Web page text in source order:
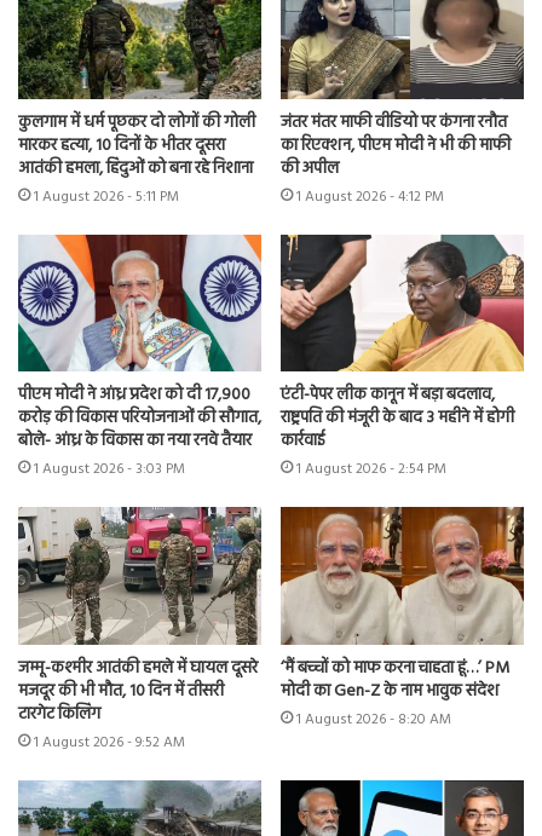
कुलगाम में धर्म पूछकर दो लोगों की गोली
मारकर हत्या, 10 दिनों के भीतर दूसरा
आतंकी हमला, हिंदुओं को बना रहे निशाना
1 August 2026 - 5:11 PM
जंतर मंतर माफी वीडियो पर कंगना रनौत
का रिएक्शन, पीएम मोदी ने भी की माफी
की अपील
1 August 2026 - 4:12 PM
पीएम मोदी ने आंध्र प्रदेश को दी 17,900
करोड़ की विकास परियोजनाओं की सौगात,
बोले- आंध्र के विकास का नया रनवे तैयार
1 August 2026 - 3:03 PM
एंटी-पेपर लीक कानून में बड़ा बदलाव,
राष्ट्रपति की मंजूरी के बाद 3 महीने में होगी
कार्रवाई
1 August 2026 - 2:54 PM
जम्मू-कश्मीर आतंकी हमले में घायल दूसरे
मजदूर की भी मौत, 10 दिन में तीसरी
टारगेट किलिंग
1 August 2026 - 9:52 AM
‘मैं बच्चों को माफ करना चाहता हूं…’ PM
मोदी का Gen-Z के नाम भावुक संदेश
1 August 2026 - 8:20 AM